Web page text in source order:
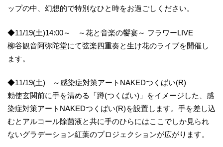
ップの中、幻想的で特別なひと時をお過ごしください。
◆11/19(土)14:00～ ～花と音楽の饗宴～ フラワーLIVE
柳谷観音阿弥陀堂にて弦楽四重奏と生け花のライブを開催し
ます。
◆11/19(土) ～感染症対策アートNAKEDつくばい(R)
勅使玄関前に手を清める「蹲(つくばい)」をイメージした、感
染症対策アートNAKEDつくばい(R)を設置します。手を差し込
むとアルコール除菌液と共に手のひらにはここでしか見られ
ないグラデーション紅葉のプロジェクションが広がります。